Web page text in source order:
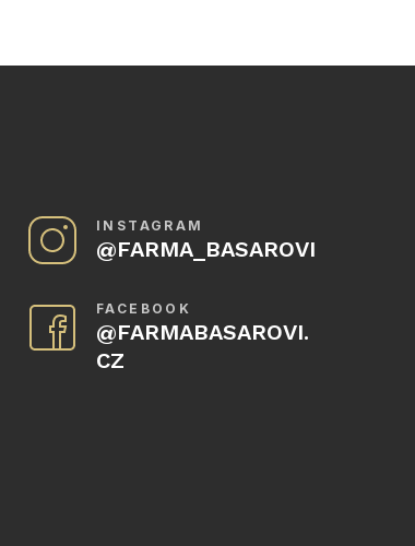
INSTAGRAM
@FARMA_BASAROVI
FACEBOOK
@FARMABASAROVI.
CZ